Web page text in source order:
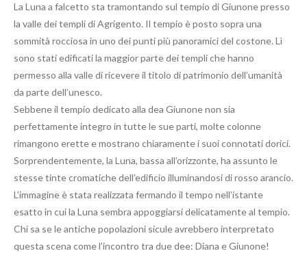
La Luna a falcetto sta tramontando sul tempio di Giunone presso
la valle dei templi di Agrigento. Il tempio è posto sopra una
sommità rocciosa in uno dei punti più panoramici del costone. Lì
sono stati edificati la maggior parte dei templi che hanno
permesso alla valle di ricevere il titolo di patrimonio dell’umanità
da parte dell’unesco.
Sebbene il tempio dedicato alla dea Giunone non sia
perfettamente integro in tutte le sue parti, molte colonne
rimangono erette e mostrano chiaramente i suoi connotati dorici.
Sorprendentemente, la Luna, bassa all’orizzonte, ha assunto le
stesse tinte cromatiche dell’edificio illuminandosi di rosso arancio.
L’immagine è stata realizzata fermando il tempo nell’istante
esatto in cui la Luna sembra appoggiarsi delicatamente al tempio.
Chi sa se le antiche popolazioni sicule avrebbero interpretato
questa scena come l’incontro tra due dee: Diana e Giunone!